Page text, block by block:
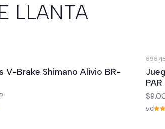
LLANTA
V-Brake Shimano Alivio BR-
6967|
PAR
5.0